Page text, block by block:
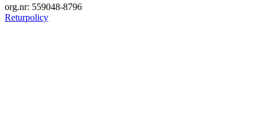
org.nr: 559048-8796
Returpolicy